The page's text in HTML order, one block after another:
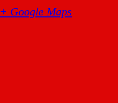
+ Google Maps